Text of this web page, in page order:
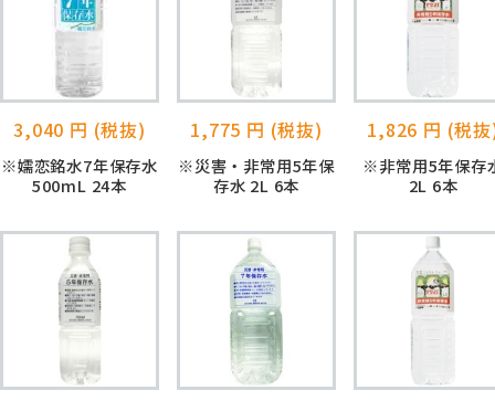
3,040 円 (税抜)
※嬬恋銘水7年保存水
500mL 24本
1,775 円 (税抜)
※災害・非常用5年保
存水 2L 6本
1,826 円 (税
※非常用5年保存
2L 6本